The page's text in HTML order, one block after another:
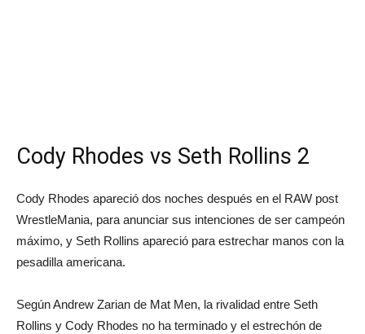
Cody Rhodes vs Seth Rollins 2
Cody Rhodes apareció dos noches después en el RAW post
WrestleMania, para anunciar sus intenciones de ser campeón
máximo, y Seth Rollins apareció para estrechar manos con la
pesadilla americana.
Según Andrew Zarian de Mat Men, la rivalidad entre Seth
Rollins y Cody Rhodes no ha terminado y el estrechón de